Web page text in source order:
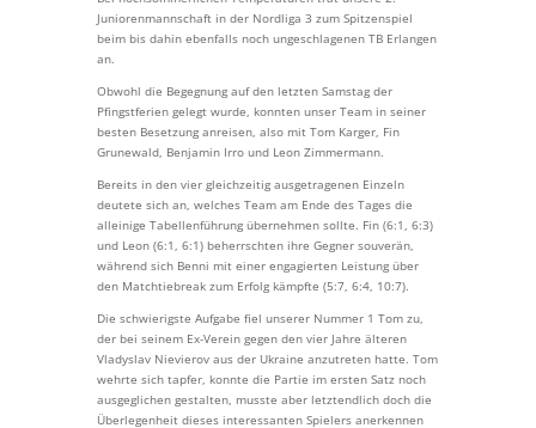
Juniorenmannschaft in der Nordliga 3 zum Spitzenspiel
beim bis dahin ebenfalls noch ungeschlagenen TB Erlangen
an.
Obwohl die Begegnung auf den letzten Samstag der
Pfingstferien gelegt wurde, konnten unser Team in seiner
besten Besetzung anreisen, also mit Tom Karger, Fin
Grunewald, Benjamin Irro und Leon Zimmermann.
Bereits in den vier gleichzeitig ausgetragenen Einzeln
deutete sich an, welches Team am Ende des Tages die
alleinige Tabellenführung übernehmen sollte. Fin (6:1, 6:3)
und Leon (6:1, 6:1) beherrschten ihre Gegner souverän,
während sich Benni mit einer engagierten Leistung über
den Matchtiebreak zum Erfolg kämpfte (5:7, 6:4, 10:7).
Die schwierigste Aufgabe fiel unserer Nummer 1 Tom zu,
der bei seinem Ex-Verein gegen den vier Jahre älteren
Vladyslav Nievierov aus der Ukraine anzutreten hatte. Tom
wehrte sich tapfer, konnte die Partie im ersten Satz noch
ausgeglichen gestalten, musste aber letztendlich doch die
Überlegenheit dieses interessanten Spielers anerkennen